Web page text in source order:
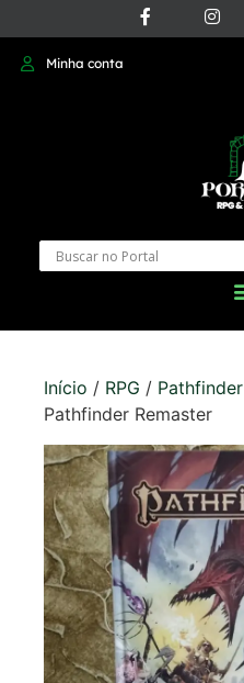
Minha conta
Início / RPG / Pathfinder
Pathfinder Remaster